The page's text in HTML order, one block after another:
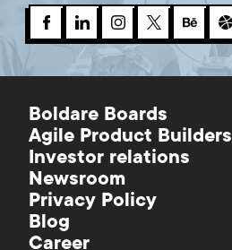
Boldare Boards
Agile Product Builders
Investor relations
Newsroom
Privacy Policy
Blog
Career